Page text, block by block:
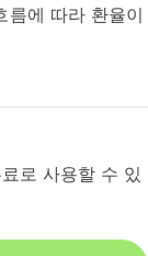
름에 따라 환율이
로 사용할 수 있